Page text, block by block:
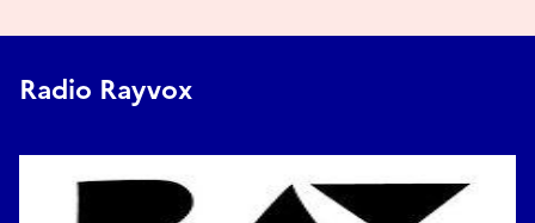
Radio Rayvox